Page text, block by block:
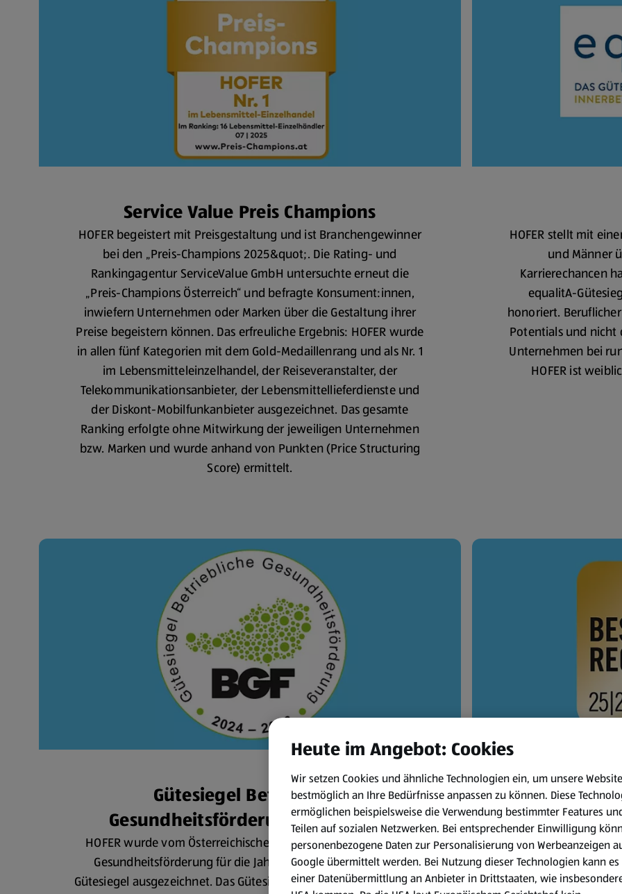
Service Value Preis Champions
HOFER begeistert mit Preisgestaltung und ist Branchengewinner
bei den „Preis-Champions 2025&quot;. Die Rating- und
Rankingagentur ServiceValue GmbH untersuchte erneut die
„Preis-Champions Österreich“ und befragte Konsument:innen,
inwiefern Unternehmen oder Marken über die Gestaltung ihrer
Preise begeistern können. Das erfreuliche Ergebnis: HOFER wurde
in allen fünf Kategorien mit dem Gold-Medaillenrang und als Nr. 1
im Lebensmitteleinzelhandel, der Reiseveranstalter, der
Telekommunikationsanbieter, der Lebensmittellieferdienste und
der Diskont-Mobilfunkanbieter ausgezeichnet. Das gesamte
Ranking erfolgte ohne Mitwirkung der jeweiligen Unternehmen
bzw. Marken und wurde anhand von Punkten (Price Structuring
Score) ermittelt.
HOFER stellt mit
und Männer
Karrierechancen
equalitA-
honoriert. Beruflicher
Potentials und nicht
Unternehmen bei
HOFER ist
Gütesiegel Betriebliche
Gesundheitsförderung 2024-2026
HOFER wurde vom Österreichischen Netzwerk für betriebliche
Gesundheitsförderung für die Jahre 2024 bis 2026 mit dem
Gütesiegel ausgezeichnet. Das Gütesiegel zeichnet die vorbildliche
BEST
HOFER ist
Gesamtranking).
wird, basiert auf
Stellenanzeigen
Heute im Angebot: Cookies
Wir setzen Cookies und ähnliche Technologien ein, um unsere Website
bestmöglich an Ihre Bedürfnisse anpassen zu können. Diese
ermöglichen beispielsweise die Verwendung bestimmter Features
Teilen auf sozialen Netzwerken. Bei entsprechender Einwilligung
personenbezogene Daten zur Personalisierung von Werbeanzeigen
Google übermittelt werden. Bei Nutzung dieser Technologien kann es
einer Datenübermittlung an Anbieter in Drittstaaten, wie